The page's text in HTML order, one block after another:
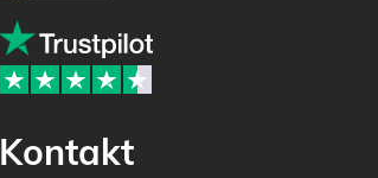
Kontakt